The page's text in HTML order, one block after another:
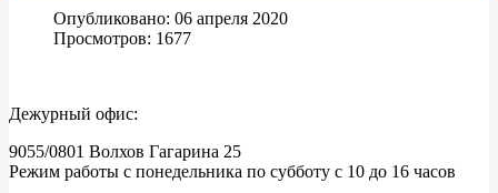
Опубликовано: 06 апреля 2020
Просмотров: 1677
Дежурный офис:
9055/0801 Волхов Гагарина 25
Режим работы с понедельника по субботу с 10 до 16 часов